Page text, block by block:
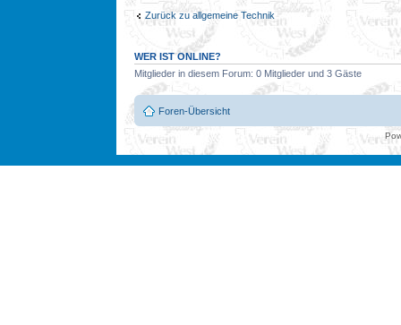
Zurück zu allgemeine Technik
WER IST ONLINE?
Mitglieder in diesem Forum: 0 Mitglieder und 3 Gäste
Foren-Übersicht